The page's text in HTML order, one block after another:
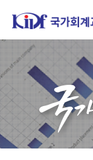
2019년도 국
[설문조사]